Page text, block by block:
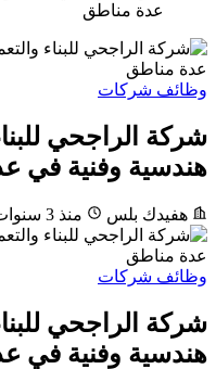
عدة مناطق
وظائف شركات
شركة الراجحي
هندسية وفنية في
هفيدك بلس منذ 3 سنوات
وظائف شركات
شركة الراجحي
هندسية وفنية في